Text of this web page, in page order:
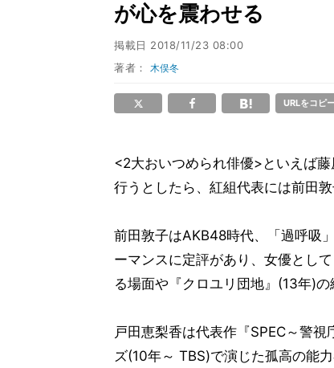
が心を震わせる
掲載日 2018/11/23 08:00
著者： 木俣冬
URLをコピ
<2大おいつめられ俳優>といえば
行うとしたら、紅組代表には前田
前田敦子はAKB48時代、「過呼吸
ーマンスに定評があり、女優とし
る場面や『クロユリ団地』(13年)
戸田恵梨香は代表作『SPEC～警
ズ(10年～ TBS)で演じた孤高の能